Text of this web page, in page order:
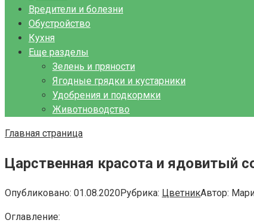
Вредители и болезни
Обустройство
Кухня
Еще разделы
Зелень и пряности
Ягодные грядки и кустарники
Удобрения и подкормки
Животноводство
Главная страница
Царственная красота и ядовитый
Опубликовано: 01.08.2020Рубрика: ЦветникАвтор:
Оглавление: